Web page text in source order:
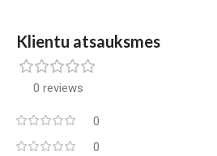
Klientu atsauksmes
0 reviews
0
0